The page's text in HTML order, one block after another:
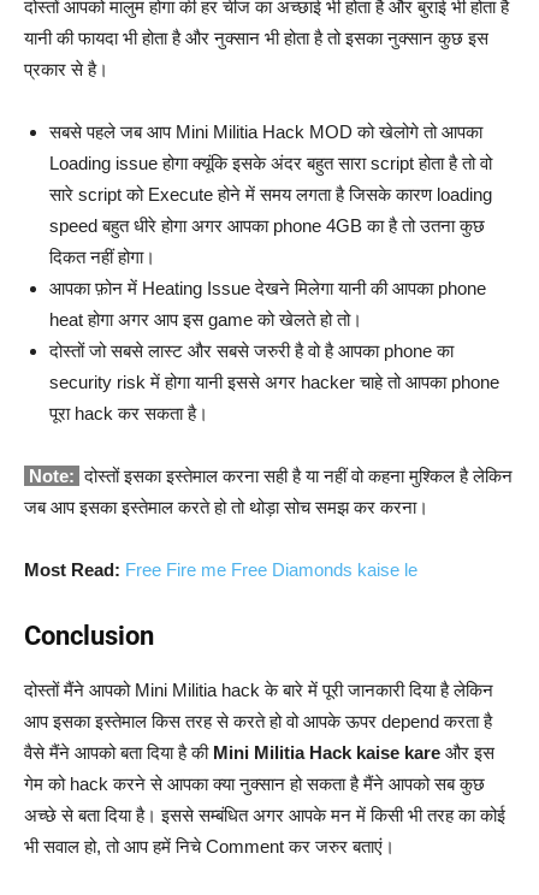
दोस्तों आपको मालुम होगा की हर चीज का अच्छाई भी होता है और बुराई भी होता है
यानी की फायदा भी होता है और नुक्सान भी होता है तो इसका नुक्सान कुछ इस
प्रकार से है।
सबसे पहले जब आप Mini Militia Hack MOD को खेलोगे तो आपका
Loading issue होगा क्यूंकि इसके अंदर बहुत सारा script होता है तो वो
सारे script को Execute होने में समय लगता है जिसके कारण loading
speed बहुत धीरे होगा अगर आपका phone 4GB का है तो उतना कुछ
दिकत नहीं होगा।
आपका फ़ोन में Heating Issue देखने मिलेगा यानी की आपका phone
heat होगा अगर आप इस game को खेलते हो तो।
दोस्तों जो सबसे लास्ट और सबसे जरुरी है वो है आपका phone का
security risk में होगा यानी इससे अगर hacker चाहे तो आपका phone
पूरा hack कर सकता है।
Note: दोस्तों इसका इस्तेमाल करना सही है या नहीं वो कहना मुश्किल है लेकिन
जब आप इसका इस्तेमाल करते हो तो थोड़ा सोच समझ कर करना।
Most Read: Free Fire me Free Diamonds kaise le
Conclusion
दोस्तों मैंने आपको Mini Militia hack के बारे में पूरी जानकारी दिया है लेकिन
आप इसका इस्तेमाल किस तरह से करते हो वो आपके ऊपर depend करता है
वैसे मैंने आपको बता दिया है की Mini Militia Hack kaise kare और इस
गेम को hack करने से आपका क्या नुक्सान हो सकता है मैंने आपको सब कुछ
अच्छे से बता दिया है। इससे सम्बंधित अगर आपके मन में किसी भी तरह का कोई
भी सवाल हो, तो आप हमें निचे Comment कर जरुर बताएं।